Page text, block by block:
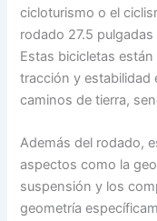
cicloturismo o el
rodado 27.5
Estas bicicletas
tracción y estabilidad
caminos de tierra,
Además del rodado,
aspectos como la
suspensión y los
geometría